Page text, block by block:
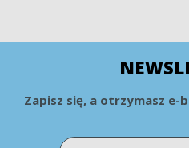
Zapisz się, a otrzymasz